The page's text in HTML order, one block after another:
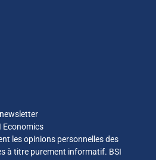
Economics
les opinions personnelles des
à titre purement informatif. BSI